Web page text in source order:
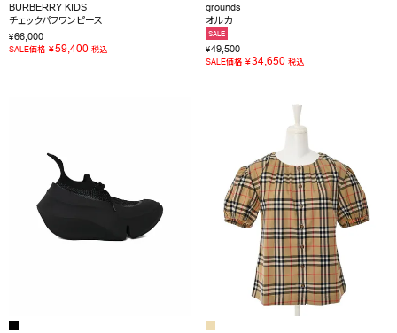
BURBERRY KIDS
チェックパフワンピース
¥66,000
SALE価格 ¥59,400 税込
grounds
オルカ
SALE
¥49,500
SALE価格 ¥34,650 税込